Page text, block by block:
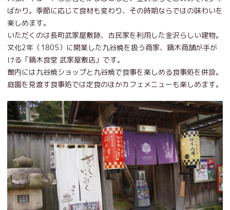
ばかり。季節に応じて食材も変わり、その時期ならではの味わいを
楽しめます。
いただくのは長町武家屋敷跡、古民家を利用した金沢らしい建物。
文化2年（1805）に開業した九谷焼を扱う商家、鏑木商舗が手が
ける「鏑木食堂 武家屋敷店」です。
館内には九谷焼ショップと九谷焼で食事を楽しめる食事処を併設。
庭園を見渡す食事処では定食のほかカフェメニューも楽しめます。